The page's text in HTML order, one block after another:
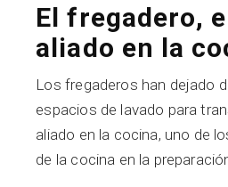
El fregadero,
aliado en la
Los fregaderos han dejado
espacios de lavado para
aliado en la cocina, uno de
de la cocina en la